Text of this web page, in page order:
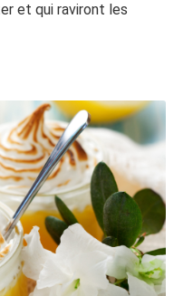
et qui raviront les